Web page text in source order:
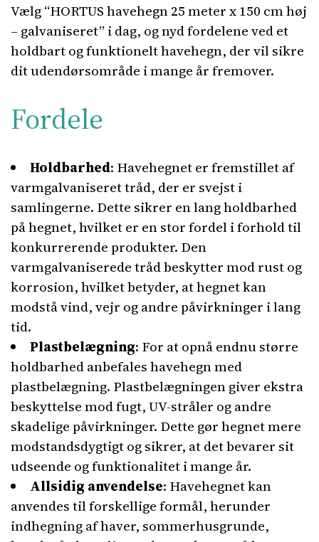
Vælg “HORTUS havehegn 25 meter x 150 cm høj
– galvaniseret” i dag, og nyd fordelene ved et
holdbart og funktionelt havehegn, der vil sikre
dit udendørsområde i mange år fremover.
Fordele
Holdbarhed: Havehegnet er fremstillet af
varmgalvaniseret tråd, der er svejst i
samlingerne. Dette sikrer en lang holdbarhed
på hegnet, hvilket er en stor fordel i forhold til
konkurrerende produkter. Den
varmgalvaniserede tråd beskytter mod rust og
korrosion, hvilket betyder, at hegnet kan
modstå vind, vejr og andre påvirkninger i lang
tid.
Plastbelægning: For at opnå endnu større
holdbarhed anbefales havehegn med
plastbelægning. Plastbelægningen giver ekstra
beskyttelse mod fugt, UV-stråler og andre
skadelige påvirkninger. Dette gør hegnet mere
modstandsdygtigt og sikrer, at det bevarer sit
udseende og funktionalitet i mange år.
Allsidig anvendelse: Havehegnet kan
anvendes til forskellige formål, herunder
indhegning af haver, sommerhusgrunde,